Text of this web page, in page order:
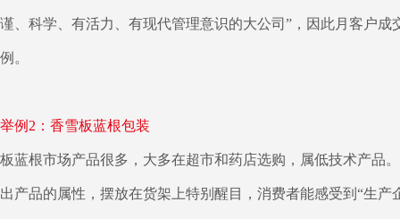
谨、科学、有活力、有现代管理意识的大公司”，因此月客户
例。
举例2：香雪板蓝根包装
板蓝根市场产品很多，大多在超市和药店选购，属低技术产品
出产品的属性，摆放在货架上特别醒目，消费者能感受到“生